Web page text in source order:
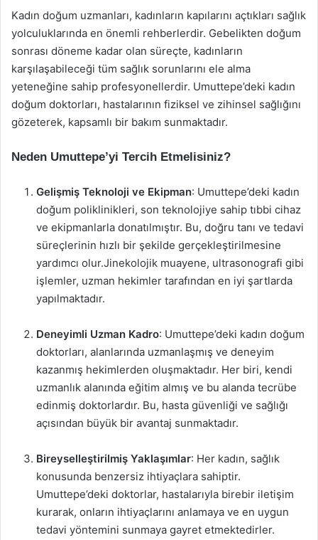
Kadın doğum uzmanları, kadınların kapılarını açtıkları sağlık
yolculuklarında en önemli rehberlerdir. Gebelikten doğum
sonrası döneme kadar olan süreçte, kadınların
karşılaşabileceği tüm sağlık sorunlarını ele alma
yeteneğine sahip profesyonellerdir. Umuttepe’deki kadın
doğum doktorları, hastalarının fiziksel ve zihinsel sağlığını
gözeterek, kapsamlı bir bakım sunmaktadır.
Neden Umuttepe’yi Tercih Etmelisiniz?
Gelişmiş Teknoloji ve Ekipman: Umuttepe’deki kadın
doğum poliklinikleri, son teknolojiye sahip tıbbi cihaz
ve ekipmanlarla donatılmıştır. Bu, doğru tanı ve tedavi
süreçlerinin hızlı bir şekilde gerçekleştirilmesine
yardımcı olur.Jinekolojik muayene, ultrasonografi gibi
işlemler, uzman hekimler tarafından en iyi şartlarda
yapılmaktadır.
Deneyimli Uzman Kadro: Umuttepe’deki kadın doğum
doktorları, alanlarında uzmanlaşmış ve deneyim
kazanmış hekimlerden oluşmaktadır. Her biri, kendi
uzmanlık alanında eğitim almış ve bu alanda tecrübe
edinmiş doktorlardır. Bu, hasta güvenliği ve sağlığı
açısından büyük bir avantaj sunmaktadır.
Bireyselleştirilmiş Yaklaşımlar: Her kadın, sağlık
konusunda benzersiz ihtiyaçlara sahiptir.
Umuttepe’deki doktorlar, hastalarıyla birebir iletişim
kurarak, onların ihtiyaçlarını anlamaya ve en uygun
tedavi yöntemini sunmaya gayret etmektedirler.